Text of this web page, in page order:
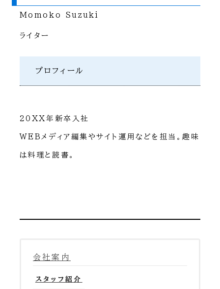
Momoko Suzuki
ライター
プロフィール
20XX年新卒入社
WEBメディア編集やサイト運用などを担当。趣味
は料理と読書。
会社案内
スタッフ紹介